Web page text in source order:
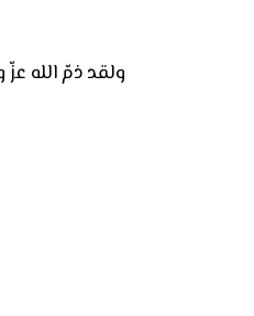
ولقد ذمّ الله